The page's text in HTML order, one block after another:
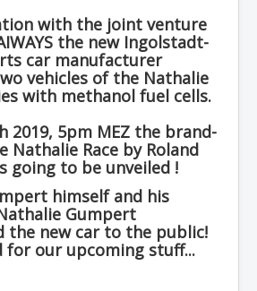
with the joint venture
the new Ingolstadt-
car manufacturer
vehicles of the Nathalie
with methanol fuel cells.
2019, 5pm MEZ the brand-
Nathalie Race by Roland
going to be unveiled !
himself and his
Gumpert
the new car to the public!
for our upcoming stuff...